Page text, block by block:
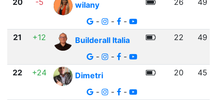
20 -5
wilany
-
- -
26 49
21 +12
Builderall Italia
-
- -
22 49
22 +24
Dimetri
-
- -
20 45